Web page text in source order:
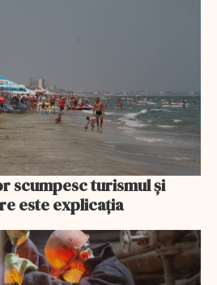
scumpesc turismul și
este explicația